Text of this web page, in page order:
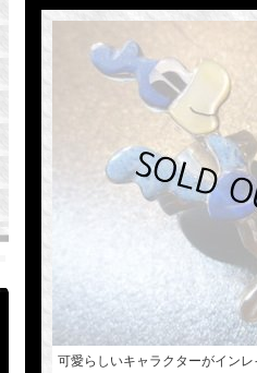
可愛らしいキャラクターがイン